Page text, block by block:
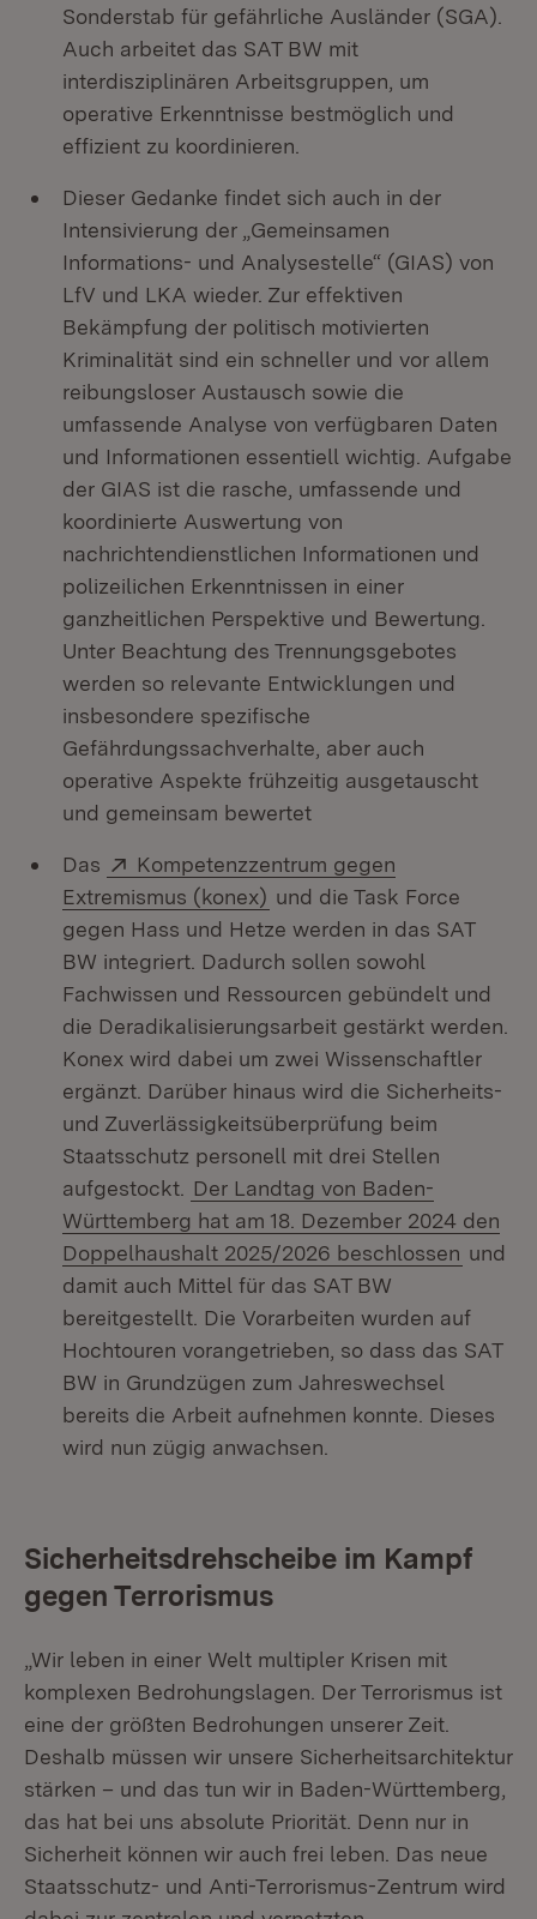
Sonderstab für gefährliche Ausländer (SGA).
Auch arbeitet das SAT BW mit
interdisziplinären Arbeitsgruppen, um
operative Erkenntnisse bestmöglich und
effizient zu koordinieren.
Dieser Gedanke findet sich auch in der
Intensivierung der „Gemeinsamen
Informations- und Analysestelle“ (GIAS) von
LfV und LKA wieder. Zur effektiven
Bekämpfung der politisch motivierten
Kriminalität sind ein schneller und vor allem
reibungsloser Austausch sowie die
umfassende Analyse von verfügbaren Daten
und Informationen essentiell wichtig. Aufgabe
der GIAS ist die rasche, umfassende und
koordinierte Auswertung von
nachrichtendienstlichen Informationen und
polizeilichen Erkenntnissen in einer
ganzheitlichen Perspektive und Bewertung.
Unter Beachtung des Trennungsgebotes
werden so relevante Entwicklungen und
insbesondere spezifische
Gefährdungssachverhalte, aber auch
operative Aspekte frühzeitig ausgetauscht
und gemeinsam bewertet
Das Extern:
Kompetenzzentrum gegen
Extremismus (konex) (Öffnet in neuem Fenster)
und die Task Force
gegen Hass und Hetze werden in das SAT
BW integriert. Dadurch sollen sowohl
Fachwissen und Ressourcen gebündelt und
die Deradikalisierungsarbeit gestärkt werden.
Konex wird dabei um zwei Wissenschaftler
ergänzt. Darüber hinaus wird die Sicherheits-
und Zuverlässigkeitsüberprüfung beim
Staatsschutz personell mit drei Stellen
aufgestockt. Der Landtag von Baden-
Württemberg hat am 18. Dezember 2024 den
Doppelhaushalt 2025/2026 beschlossen und
damit auch Mittel für das SAT BW
bereitgestellt. Die Vorarbeiten wurden auf
Hochtouren vorangetrieben, so dass das SAT
BW in Grundzügen zum Jahreswechsel
bereits die Arbeit aufnehmen konnte. Dieses
wird nun zügig anwachsen.
Sicherheitsdrehscheibe im Kampf
gegen Terrorismus
„Wir leben in einer Welt multipler Krisen mit
komplexen Bedrohungslagen. Der Terrorismus ist
eine der größten Bedrohungen unserer Zeit.
Deshalb müssen wir unsere Sicherheitsarchitektur
stärken – und das tun wir in Baden-Württemberg,
das hat bei uns absolute Priorität. Denn nur in
Sicherheit können wir auch frei leben. Das neue
Staatsschutz- und Anti-Terrorismus-Zentrum wird